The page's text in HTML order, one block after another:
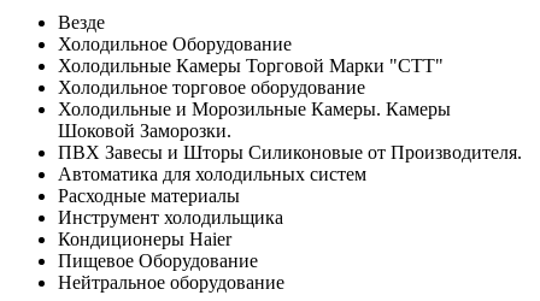
Везде
Холодильное Оборудование
Холодильные Камеры Торговой Марки "СТТ"
Холодильное торговое оборудование
Холодильные и Морозильные Камеры. Камеры
Шоковой Заморозки.
ПВХ Завесы и Шторы Силиконовые от Производителя.
Автоматика для холодильных систем
Расходные материалы
Инструмент холодильщика
Кондиционеры Haier
Пищевое Оборудование
Нейтральное оборудование